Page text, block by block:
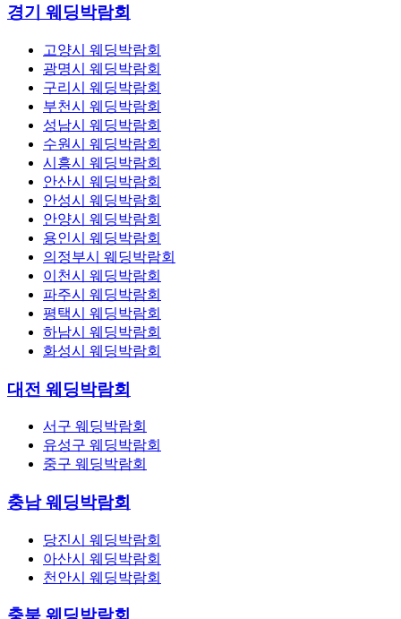
경기 웨딩박람회
고양시 웨딩박람회
광명시 웨딩박람회
구리시 웨딩박람회
부천시 웨딩박람회
성남시 웨딩박람회
수원시 웨딩박람회
시흥시 웨딩박람회
안산시 웨딩박람회
안성시 웨딩박람회
안양시 웨딩박람회
용인시 웨딩박람회
의정부시 웨딩박람회
이천시 웨딩박람회
파주시 웨딩박람회
평택시 웨딩박람회
하남시 웨딩박람회
화성시 웨딩박람회
대전 웨딩박람회
서구 웨딩박람회
유성구 웨딩박람회
중구 웨딩박람회
충남 웨딩박람회
당진시 웨딩박람회
아산시 웨딩박람회
천안시 웨딩박람회